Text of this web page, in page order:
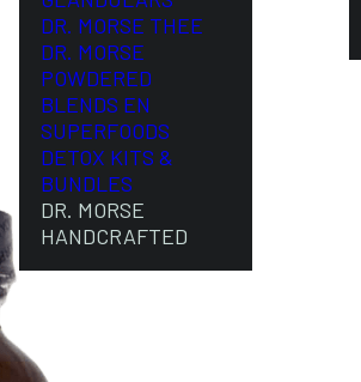
DR. MORSE THEE
DR. MORSE
POWDERED
BLENDS EN
SUPERFOODS
DETOX KITS &
BUNDLES
DR. MORSE
HANDCRAFTED